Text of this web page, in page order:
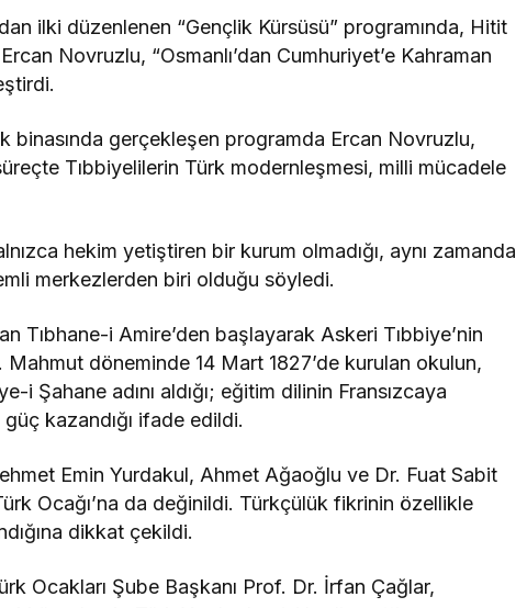
ilki düzenlenen “Gençlik Kürsüsü” programında, Hitit
Novruzlu, “Osmanlı’dan Cumhuriyet’e Kahraman
binasında gerçekleşen programda Ercan Novruzlu,
Tıbbiyelilerin Türk modernleşmesi, milli mücadele
hekim yetiştiren bir kurum olmadığı, aynı zamanda
merkezlerden biri olduğu söyledi.
Tıbhane-i Amire’den başlayarak Askeri Tıbbiye’nin
Mahmut döneminde 14 Mart 1827’de kurulan okulun,
Şahane adını aldığı; eğitim dilinin Fransızcaya
güç kazandığı ifade edildi.
Emin Yurdakul, Ahmet Ağaoğlu ve Dr. Fuat Sabit
Ocağı’na da değinildi. Türkçülük fikrinin özellikle
dikkat çekildi.
Ocakları Şube Başkanı Prof. Dr. İrfan Çağlar,